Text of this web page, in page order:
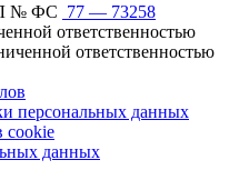
№ ФС 77 — 73258
ответственностью
ответственностью
персональных данных
cookie
данных